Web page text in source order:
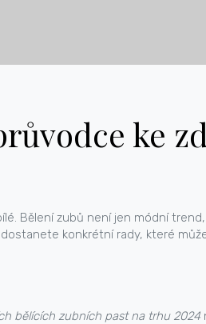
ke
Bělení zubů není jen módní
konkrétní rady, které
bělících zubních past na trhu 2024